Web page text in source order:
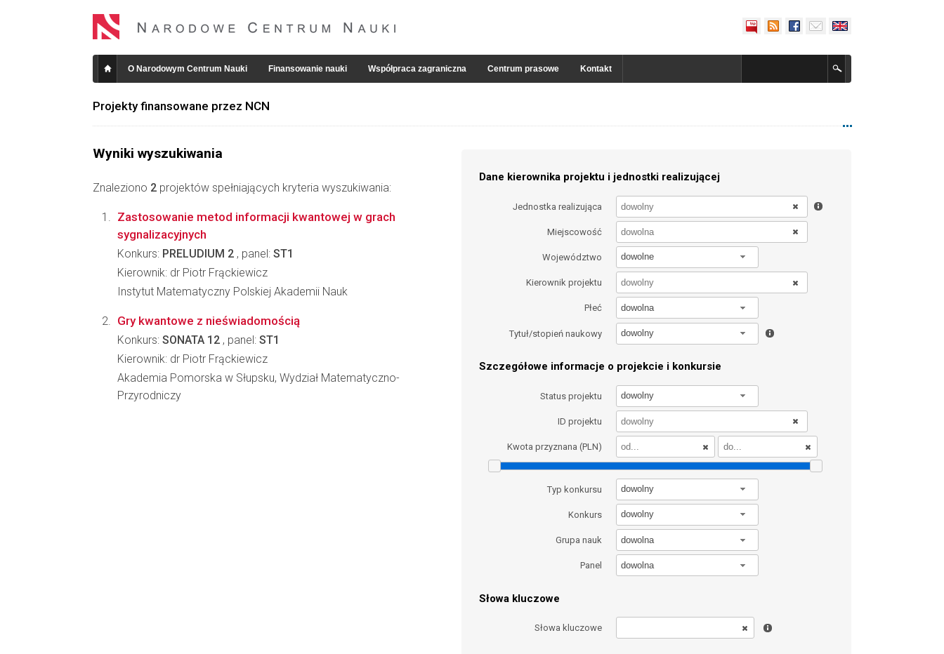
O Narodowym Centrum Nauki Finansowanie nauki Współpraca zagraniczna Centrum prasowe Kontakt
Projekty finansowane przez NCN
Wyniki wyszukiwania
Znaleziono 2 projektów spełniających kryteria wyszukiwania:
Dane kierownika projektu i jednostki realizującej
Jednostka realizująca
Miejscowość
Województwo dowolne
Kierownik projektu
Płeć dowolna
Tytuł/stopień naukowy dowolny
Szczegółowe informacje o projekcie i konkursie
Status projektu dowolny
ID projektu
Kwota przyznana (PLN)
Typ konkursu dowolny
Konkurs dowolny
Grupa nauk dowolna
Panel dowolna
Słowa kluczowe
Słowa kluczowe
Zastosowanie metod informacji kwantowej w grach
sygnalizacyjnych
Konkurs: PRELUDIUM 2 , panel: ST1
Kierownik: dr Piotr Frąckiewicz
Instytut Matematyczny Polskiej Akademii Nauk
Gry kwantowe z nieświadomością
Konkurs: SONATA 12 , panel: ST1
Kierownik: dr Piotr Frąckiewicz
Akademia Pomorska w Słupsku, Wydział Matematyczno-
Przyrodniczy